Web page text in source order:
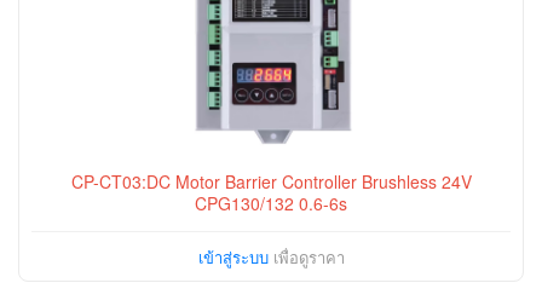
CP-CT03:DC Motor Barrier Controller Brushless 24V
CPG130/132 0.6-6s
เข้าสู่ระบบเพื่อดูราคา